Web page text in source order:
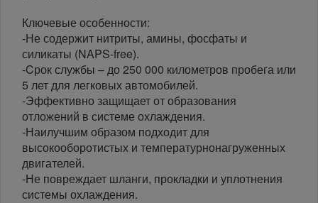
Ключевые особенности:
-Не содержит нитриты, амины, фосфаты и
силикаты (NAPS-free).
-Cрок службы – до 250 000 километров пробега или
5 лет для легковых автомобилей.
-Эффективно защищает от образования
отложений в системе охлаждения.
-Наилучшим образом подходит для
высокооборотистых и температурнонагруженных
двигателей.
-Не повреждает шланги, прокладки и уплотнения
системы охлаждения.